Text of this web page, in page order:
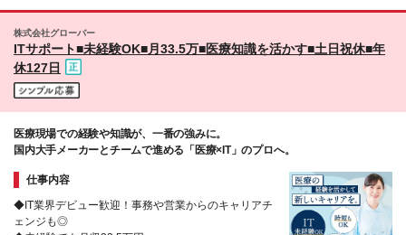
株式会社グローバー
ITサポート■未経験OK■月33.5万■医療知識を活かす■土日祝休■年
休127日
医療現場での経験や知識が、一番の強みに。
国内大手メーカーとチームで進める「医療×IT」のプロへ。
仕事内容
◆IT業界デビュー歓迎！事務や営業からのキャリアチ
ェンジも◎